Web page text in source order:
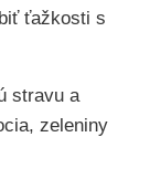
ťažkosti s
stravu a
zeleniny